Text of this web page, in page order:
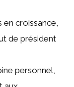
croissance,
de président
personnel,